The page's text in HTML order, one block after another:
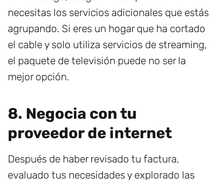
necesitas los servicios adicionales que estás
agrupando. Si eres un hogar que ha cortado
el cable y solo utiliza servicios de streaming,
el paquete de televisión puede no ser la
mejor opción.
8. Negocia con tu
proveedor de internet
Después de haber revisado tu factura,
evaluado tus necesidades y explorado las